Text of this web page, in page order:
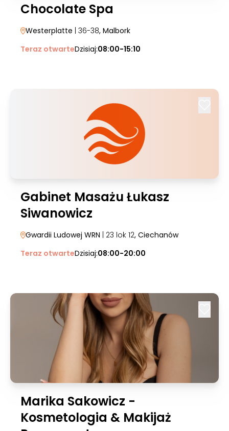
Chocolate Spa
Westerplatte | 36-38, Malbork
Teraz otwarteDzisiaj:08:00-15:10
Gabinet Masażu Łukasz
Siwanowicz
Gwardii Ludowej WRN | 23 lok 12, Ciechanów
Teraz otwarteDzisiaj:08:00-20:00
Marika Sakowicz -
Kosmetologia & Makijaż